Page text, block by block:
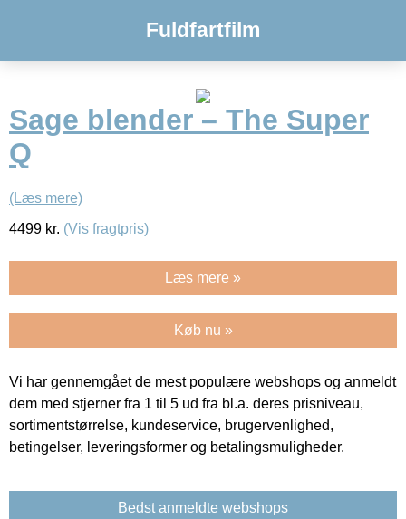
Fuldfartfilm
Sage blender – The Super
Q
(Læs mere)
4499 kr. (Vis fragtpris)
Læs mere »
Køb nu »
Vi har gennemgået de mest populære webshops og anmeldt
dem med stjerner fra 1 til 5 ud fra bl.a. deres prisniveau,
sortimentstørrelse, kundeservice, brugervenlighed,
betingelser, leveringsformer og betalingsmuligheder.
Bedst anmeldte webshops